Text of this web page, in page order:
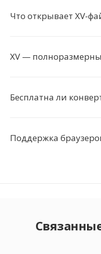
Что открывает XV-
XV —
Бесплатна ли
Поддержка